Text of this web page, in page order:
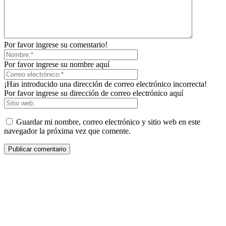
Por favor ingrese su comentario!
Por favor ingrese su nombre aquí
¡Has introducido una dirección de correo electrónico incorrecta!
Por favor ingrese su dirección de correo electrónico aquí
Guardar mi nombre, correo electrónico y sitio web en este
navegador la próxima vez que comente.